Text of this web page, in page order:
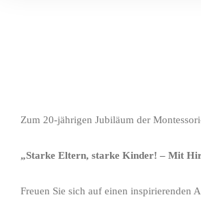
Zum 20-jährigen Jubiläum der
„Starke Eltern, starke Kinder! – Mit
Freuen Sie sich auf einen inspirierenden